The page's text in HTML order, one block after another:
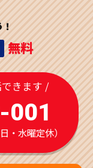
！
無料
きます /
001
・水曜定休）